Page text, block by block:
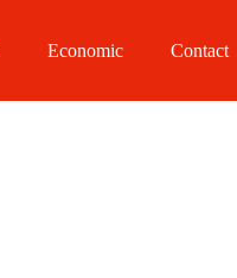
Economic Contact